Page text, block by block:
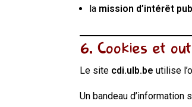
la mission d’intérêt
6. Cookies et
Le site cdi.ulb.be utilise
Un bandeau